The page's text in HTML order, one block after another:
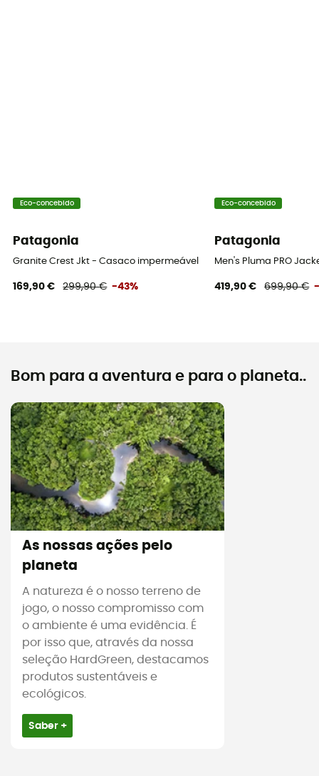
Eco-concebido
Patagonia
Granite Crest Jkt - Casaco impermeável homem
169,90 € 299,90 € -43%
Eco-concebido
Patagonia
Men's Pluma PRO
419,90 € 699,90 €
Bom para a aventura e para o planeta..
As nossas ações pelo
planeta
A natureza é o nosso terreno de
jogo, o nosso compromisso com
o ambiente é uma evidência. É
por isso que, através da nossa
seleção HardGreen, destacamos
produtos sustentáveis e
ecológicos.
Saber +